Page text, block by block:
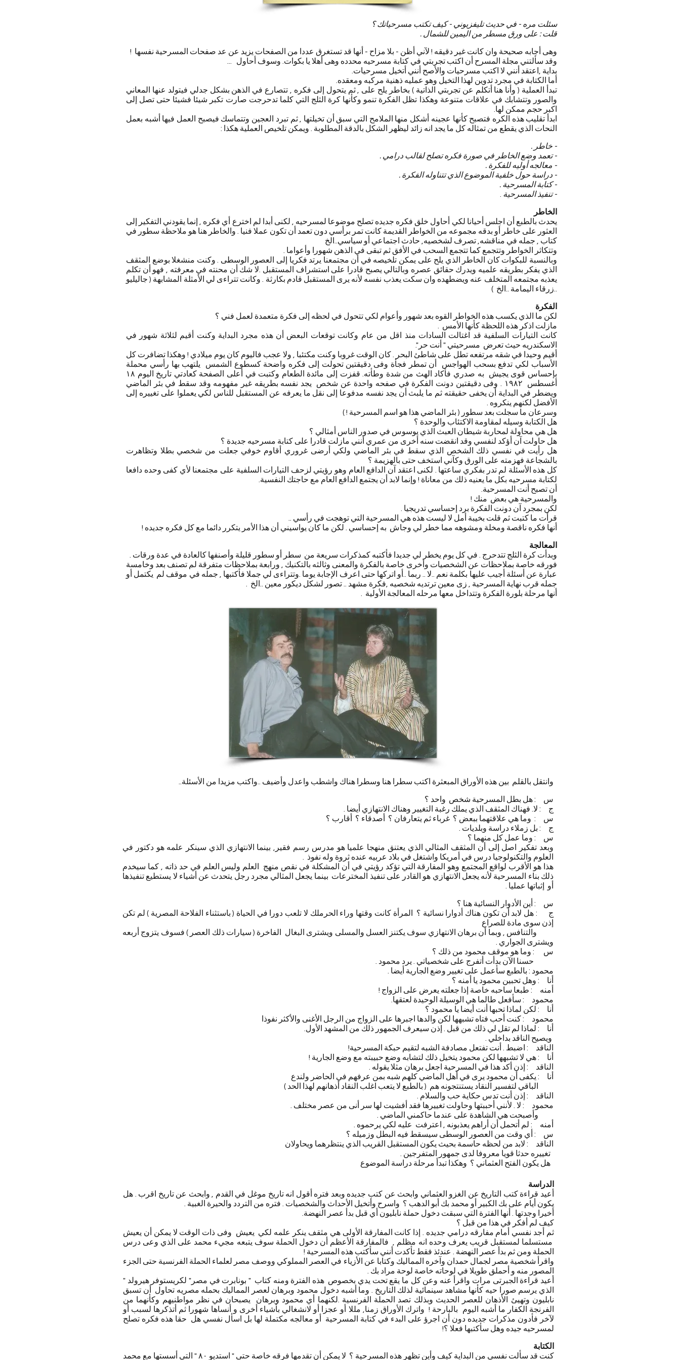
سئلت مره - في حديث تليفزيوني - كيف تكتب مسرحياتك ؟
قلت : على ورق مسطر من اليمين للشمال .
وهى أجابه صحيحة وان كانت غير دقيقه ! لآني أظن - بلا مزاح - أنها قد تستغرق عددا من الصفحات يزيد عن عد صفحات المسرحية نفسها !
وقد سألتني مجلة المسرح أن اكتب تجربتي في كتابة مسرحيه محدده وهى أهلا يا بكوات. وسوف أحاول ...
بداية ,اعتقد أنني لا اكتب مسرحيات والأصح أنني أتخيل مسرحيات.
أما الكتابة في مجرد تدوين لهذا التخيل وهو عمليه ذهنية مركبه ومعقده.
تبدأ العملية ( وأنا هنا أتكلم عن تجربتي الذاتية ) بخاطر يلح على , ثم يتحول إلى فكره , تتصارع في الذهن بشكل جدلي فيتولد عنها المعاني
والصور وتتشابك في علاقات متنوعة وهكذا تظل الفكرة تنمو وكأنها كرة الثلج التي كلما تدحرجت صارت تكبر شيئا فشيئا حتى تصل إلى
اكبر حجم ممكن لها.
ابدأ تقليب هذه الكره فتصبح كأنها عجينه أشكل منها الملامح التي سبق أن تخيلتها , ثم تبرد العجين وتتماسك فيصبح العمل فيها أشبه بعمل
النحات الذي يقطع من تمثاله كل ما يجد انه زائد ليظهر الشكل بالدقة المطلوبة . ويمكن تلخيص العملية هكذا :
- خاطر .
- تعمد وضع الخاطر في صورة فكره تصلح لقالب درامي .
- معالجه أوليه للفكرة .
- دراسة حول خلفية الموضوع الذي تتناوله الفكرة .
- كتابة المسرحية .
- تنفيذ المسرحية
الخاطر
يحدث بالطبع أن اجلس أحيانا لكي أحاول خلق فكره جديده تصلح موضوعا لمسرحيه , لكنى أبدا لم اخترع أي فكره , إنما يقودني التفكير إلى
العثور على خاطر أو بدقه مجموعه من الخواطر القديمة كانت تمر برأسي دون تعمد أن تكون عملا فنيا . والخاطر هنا هو ملاحظة سطور في
كتاب , جمله في مناقشه, تصرف لشخصيه, حادث اجتماعي أو سياسي..الخ
وتتكاثر الخواطر وتتجمع كما تتجمع السحب في الأفق ثم تبقى في الذهن شهورا وأعواما .
وبالنسبة للبكوات كان الخاطر الذي يلح على يمكن تلخيصه في أن مجتمعنا يرتد فكريا إلى العصور الوسطى . وكنت منشغلا بوضع المثقف
الذي يفكر بطريقه علميه ويدرك حقائق عصره وبالتالي يصبح قادرا على استشراف المستقبل .لا شك أن محنته في معرفته , فهو أن تكلم
يعذبه مجتمعه المتخلف عنه ويضطهده وان سكت يعذب نفسه لأنه يرى المستقبل قادم بكارثة . وكانت تتراءى لي الأمثلة المشابهة ( جاليليو
..زرقاء اليمامة ..الخ )
الفكرة
لكن ما الذي يكسب هذه الخواطر القوه بعد شهور وأعوام لكي تتحول في لحظه إلى فكرة متعمدة لعمل فني ؟
مازلت اذكر هذه اللحظة كأنها الأمس .
كانت التيارات السلفية قد اغتالت السادات منذ اقل من عام وكانت توقعات البعض أن هذه مجرد البداية وكنت أقيم لثلاثة شهور في
الاسكندريه حيث تعرض مسرحيتي " أنت حر".
أقيم وحيدا في شقه مرتفعه تطل على شاطئ البحر . كان الوقت غروبا وكنت مكتئبا , ولا عجب فاليوم كان يوم ميلادي ! وهكذا تضافرت كل
الأسباب لكي تدفع بسحب الهواجس أن تمطر فجأة وفى دقيقتين تحولت إلى فكره واضحة كسطوع الشمس يلتهب بها رأسي محملة
بإحساس قوى يجيش به صدري فأكاد الهث من شدة وطأته. قفزت إلى مائدة الطعام وكتبت في أعلى الصفحة كعادتي تاريخ اليوم ١٨
أغسطس ١٩٨٢ . وفى دقيقتين دونت الفكرة في صفحه واحدة عن شخص يجد نفسه بطريقه غير مفهومه وقد سقط في بئر الماضي
ويضطر في البداية أن يخفى حقيقته ثم ما يلبث أن يجد نفسه مدفوعا إلى نقل ما يعرفه عن المستقبل للناس لكي يعملوا على تغييره إلى
الأفضل لكنهم ينكروه .
وسرعان ما سجلت بعد سطور ( بئر الماضي هذا هو اسم المسرحية ! )
هل الكتابة وسيله لمقاومة الاكتئاب والوحدة ؟
هل هي محاولة لمحاربة شيطان العبث الذي يوسوس في صدور الناس أمثالي ؟
هل حاولت آن أؤكد لنفسي وقد انقضت سنه أخرى من عمري أنني مازلت قادرا على كتابة مسرحيه جديدة ؟
هل رأيت في نفسي ذلك الشخص الذي سقط في بئر الماضي ولكي أرضى غروري أقاوم خوفي جعلت من شخصي بطلا وتظاهرت
بالشجاعة فهزمته على الورق وكآني استخف حتى بالهزيمة ؟
كل هذه الأسئلة لم تدر بفكري ساعتها . لكنى اعتقد آن الدافع العام وهو رؤيتي لزحف التيارات السلفية على مجتمعنا لأي كفى وحده دافعا
لكتابة مسرحيه بكل ما يعنيه ذلك من معاناة ! وإنما لابد أن يجتمع الدافع العام مع حاجتك النفسية.
أن تصبح أنت المسرحية.
والمسرحية هي بعض منك !
لكن بمجرد آن دونت الفكرة برد إحساسي تدريجيا .
قرأت ما كتبت ثم قلت بخيبة أمل لا ليست هذه هي المسرحية التي توهجت في رأسي ..
أنها فكره ناقصة ومخلة ومشوهه مما خطر لي وجاش به إحساسي . لكن ما كان يواسيني أن هذا الأمر يتكرر دائما مع كل فكره جديده !
المعالجة
وبدأت كرة الثلج تتدحرج . في كل يوم يخطر لي جديدا فأكتبه كمذكرات سريعة من سطر أو سطور قليلة وأصنفها كالعادة في عدة ورقات .
فورقه خاصة بملاحظات عن الشخصيات وأخرى خاصة بالفكرة والمعنى وثالثه بالتكنيك , ورابعة بملاحظات متفرقة لم تصنف بعد وخامسة
عبارة عن أسئلة أجيب عليها بكلمة نعم ..لا .. ربما ..أو اتركها حتى اعرف الإجابة يوما .وتتراءى لي جملا فأكتبها , جمله في موقف لم يكتمل أو
جمله قرب نهاية المسرحية , زى معين ترتديه شخصيه ,فكرة مشهد .. تصور لشكل ديكور معين ..الخ .
أنها مرحلة بلورة الفكرة وتتداخل معها مرحله المعالجة الأولية .
وانتقل بالقلم بين هذه الأوراق المبعثرة اكتب سطرا هنا وسطرا هناك واشطب واعدل وأضيف ..واكتب مزيدا من الأسئلة..
س : هل بطل المسرحية شخص واحد ؟
ج : لا. فهناك المثقف الذي يملك رغبة التغيير وهناك الانتهازي أيضا .
س : وما هي علاقتهما ببعض ؟ غرباء ثم يتعارفان ؟ أصدقاء ؟ أقارب ؟
ج : بل زملاء دراسة وبلديات .
س : وما عمل كل منهما ؟
وبعد تفكير اصل إلى أن المثقف المثالي الذي يعتنق منهجا علميا هو مدرس رسم فقير, بينما الانتهازي الذي سينكر علمه هو دكتور في
العلوم والتكنولوجيا درس في أمريكا واشتغل في بلاد عربيه عنده ثروة وله نفوذ .
هذا هو الأقرب لواقع المجتمع وهو المفارقة التي تؤكد رؤيتي في أن المشكلة في نقص منهج العلم وليس العلم في حد ذاته , كما سيخدم
ذلك بناء المسرحية لأنه يجعل الانتهازي هو القادر على تنفيذ المخترعات بينما يجعل المثالي مجرد رجل يتحدث عن أشياء لا يستطيع تنفيذها
أو إثباتها عمليا .
س : أين الأدوار النسائية هنا ؟
ج : هل لابد أن تكون هناك أدوارا نسائية ؟ المرأة كانت وقتها وراء الحرملك لا تلعب دورا في الحياة ( باستثناء الفلاحة المصرية ) لم تكن
إذن سوى مادة للصراع
والتنافس , وبما أن برهان الانتهازي سوف يكتنز العسل والمسلى ويشترى البغال الفاخرة ( سيارات ذلك العصر ) فسوف يتزوج أربعه
ويشترى الجواري .
س : وما هو موقف محمود من ذلك ؟
حسنا الآن بدأت أتفرج على شخصياتي . يرد محمود .
محمود : بالطبع سأعمل على تغيير وضع الجارية أيضا .
أنا : وهل تحبين محمود يا أمنه ؟
أمنه : طبعا ساحبه خاصة إذا جعلته يعرض على الزواج !
محمود : سأفعل طالما هي الوسيلة الوحيدة لعتقها.
أنا : لكن لماذا تحبها أنت أيضا يا محمود ؟
محمود : كنت أحب فتاه تشبهها لكن والدها اجبرها على الزواج من الرجل الأغنى والأكثر نفوذا
أنا : لماذا لم تقل لي ذلك من قبل . إذن سيعرف الجمهور ذلك من المشهد الأول.
ويصيح الناقد بداخلي .
الناقد : اضبط . أنت تفتعل مصادفة الشبه لتقيم حبكة المسرحية!
أنا : هي لا تشبهها لكن محمود يتخيل ذلك لتشابه وضع حبيبته مع وضع الجارية !
الناقد : إذن أكد هذا في المسرحية اجعل برهان مثلا يقوله .
أنا : يكفى أن محمود يرى في أهل الماضي كلهم شبه بمن عرفهم في الحاضر ولندع
الباقي لتفسير النقاد يستنتجونه هم ( بالطبع لا يتعب اغلب النقاد أذهانهم لهذا الحد )
الناقد : إذن أنت تدس حكاية حب والسلام .
محمود : لا . لأنني أحببتها وحاولت تغييرها فقد أفشيت لها سر أنى من عصر مختلف .
وأصبحت هي الشاهدة على عندما حاكمني الماضي .
أمنه : لم أتحمل أن أراهم يعذبونه , اعترفت عليه لكي يرحموه .
س : أي وقت من العصور الوسطى سيسقط فيه البطل وزميله ؟
الناقد : لابد من لحظه حاسمة بحيث يكون المستقبل القريب الذي ينتظرهما ويحاولان
تغييره حدثا قويا معروفا لدى جمهور المتفرجين .
هل يكون الفتح العثماني ؟ وهكذا تبدأ مرحلة دراسة الموضوع
الدراسة
أعيد قراءة كتب التاريخ عن الغزو العثماني وابحث عن كتب جديده وبعد فتره أقول انه تاريخ موغل في القدم , وابحث عن تاريخ اقرب . هل
يكون أيام على بك الكبير أو محمد بك أبو الدهب ؟ واسرح وأتخيل الأحداث والشخصيات . فتره من التردد والحيرة الغبية .
أخيرا وجدتها . أنها الفترة التي سبقت دخول حملة نابليون أي قبل بدأ عصر النهضة.
كيف لم أفكر في هذا من قبل ؟
ثم أجد نفسي أمام مفارقه درامي جديده . إذا كانت المفارقة الأولى هي مثقف ينكر علمه لكي يعيش وفى ذات الوقت لا يمكن أن يعيش
مستسلما لمستقبل قريب يعرف وحده انه مظلم , فالمفارقة الأعظم أن دخول الحملة سوف يتبعه مجيء محمد على الذي وعى درس
الحملة ومن ثم بدأ عصر النهضة . عندئذ فقط تأكدت أنني سأكتب هذه المسرحية !
واقرأ شخصية مصر لجمال حمدان وآخره المماليك وكتابا عن الأزياء في العصر المملوكي ووصف مصر لعلماء الحملة الفرنسية حتى الجزء
المصور منه و أحملق طويلا في لوحاته خاصة لوحة مراد بك .
أعيد قراءة الجبرتى مرات واقرأ عنه وعن كل ما يقع تحت يدي بخصوص هذه الفترة ومنه كتاب " بونابرت في مصر" لكريستوفر هيرولد "
الذي يرسم صورا حيه كأنها مشاهد سينمائية لذلك التاريخ . وما أشبه دخول محمود وبرهان لعصر المماليك بحمله مصريه تحاول أن تسبق
نابليون وتهيئ الأذهان للعصر الحديث وبذلك تصد الحملة الفرنسية .لكنهما أي محمود وبرهان يصبحان في نظر مواطنيهم وكأنهما من
الفرنجة الكفار ما أشبه اليوم بالبارحة ! واترك الأوراق زمنا, مللا أو عجزا أو لانشغالي بأشياء أخرى و أنساها شهورا ثم أتذكرها لسبب أو
لآخر فأدون مذكرات جديده دون أن اجرؤ على البدء في كتابة المسرحية أو معالجه مكتملة لها بل اسأل نفسي هل حقا هذه فكره تصلح
لمسرحيه جيده وهل سأكتبها فعلا ؟!
الكتابة
كنت قد سألت نفسي من البداية كيف وأين تظهر هذه المسرحية ؟ لا يمكن أن تقدمها فرقه خاصة حتى " استديو ٨٠ " التي أسستها مع محمد